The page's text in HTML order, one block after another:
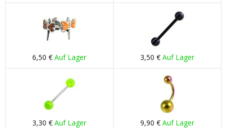
6,50 € Auf Lager 3,50 € Auf Lager
3,30 € Auf Lager 9,90 € Auf Lager